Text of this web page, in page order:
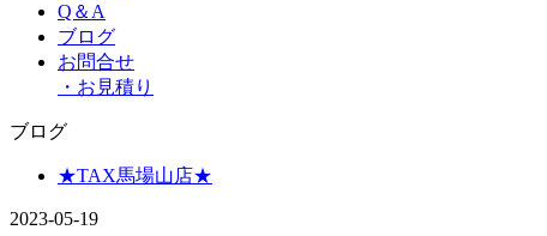
Q＆A
ブログ
お問合せ
・ お見積り
ブログ
★TAX馬場山店★
2023-05-19